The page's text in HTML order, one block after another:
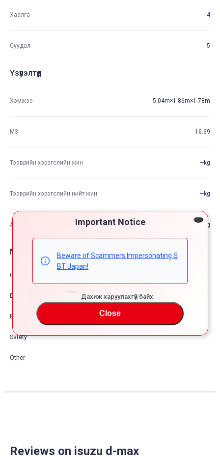
Important Notice
Beware of Scammers Impersonating S
BT Japan!
Дахиж харуулахгүй байх
Close
Хаалга 4
Суудал 5
Үзүүлэлтүүд
Хэмжээ 5.04m×1.86m×1.78m
М3 16.69
Тээврийн хэрэгслийн жин —kg
Тээврийн хэрэгслийн нийт жин —kg
Ачааны хамгийн өндөр хүчин чадал —kg
Машины тоноглол опшион
Comfort & Convenience
Dress Up
Exterior
Safety
Other
Reviews on isuzu d-max